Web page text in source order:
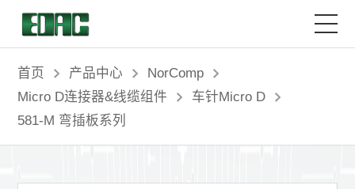
首页
产品中心
首页 产品中心
NorComp
Micro D连接器&线缆组件
车针Micro D
581-M 弯插板系列